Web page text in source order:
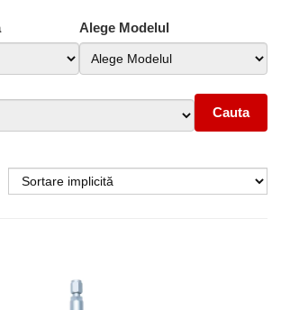
Alege Modelul
Cauta